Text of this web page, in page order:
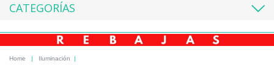
CATEGORÍAS
Home | Iluminación |